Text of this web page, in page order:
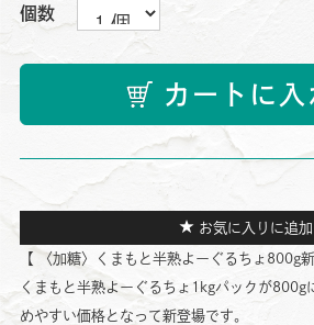
個数
カートに入
お気に入りに追加
【 〈加糖〉くまもと半熟よーぐるちょ800g新
くまもと半熟よーぐるちょ1kgパックが800g
めやすい価格となって新登場です。